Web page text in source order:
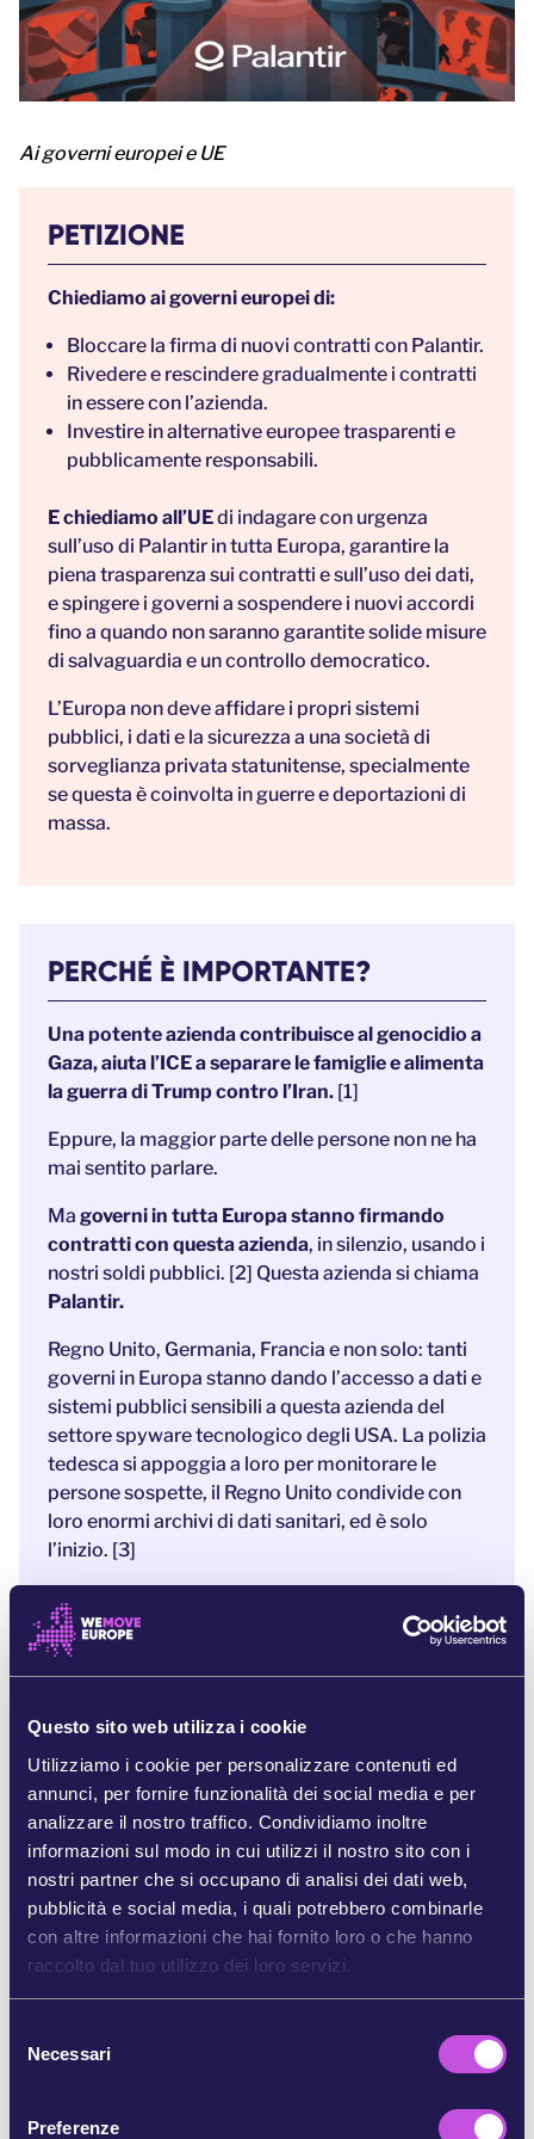
Questo sito web utilizza i cookie
Utilizziamo i cookie per personalizzare contenuti ed
annunci, per fornire funzionalità dei social media e per
analizzare il nostro traffico. Condividiamo inoltre
informazioni sul modo in cui utilizzi il nostro sito con i
nostri partner che si occupano di analisi dei dati web,
pubblicità e social media, i quali potrebbero combinarle
con altre informazioni che hai fornito loro o che hanno
raccolto dal tuo utilizzo dei loro servizi.
Necessari
Preferenze
Ai governi europei e UE
PETIZIONE
Chiediamo ai governi europei di:
Bloccare la firma di nuovi contratti con Palantir.
Rivedere e rescindere gradualmente i contratti
in essere con l’azienda.
Investire in alternative europee trasparenti e
pubblicamente responsabili.
E chiediamo all’UEdi indagare con urgenza
sull’uso di Palantir in tutta Europa, garantire la
piena trasparenza sui contratti e sull’uso dei dati,
e spingere i governi a sospendere i nuovi accordi
fino a quando non saranno garantite solide misure
di salvaguardia e un controllo democratico.
L’Europa non deve affidare i propri sistemi
pubblici, i dati e la sicurezza a una società di
sorveglianza privata statunitense, specialmente
se questa è coinvolta in guerre e deportazioni di
massa.
PERCHÉ È IMPORTANTE?
Una potente azienda contribuisce al genocidio a
Gaza, aiuta l’ICE a separare le famiglie e alimenta
la guerra di Trump contro l’Iran. [1]
Eppure, la maggior parte delle persone non ne ha
mai sentito parlare.
Ma governi in tutta Europa stanno firmando
contratti con questa azienda, in silenzio, usando i
nostri soldi pubblici. [2] Questa azienda si chiama
Palantir.
Regno Unito, Germania, Francia e non solo: tanti
governi in Europa stanno dando l’accesso a dati e
sistemi pubblici sensibili a questa azienda del
settore spyware tecnologico degli USA. La polizia
tedesca si appoggia a loro per monitorare le
persone sospette, il Regno Unito condivide con
loro enormi archivi di dati sanitari, ed è solo
l’inizio. [3]
L’influenza di Palantir in Europa si sta
espandendo rapidamente, lontano dagli occhi
delle persone.
su questa questione. Altrimenti rischiamo di
ampliare la sorveglianza di massa e alimentare i
conflitti, mentre l’Europa consegna i propri dati e
la propria sicurezza a un gigante della tecnologia
di sorveglianza statunitense.
Se sfruttiamo questo momento per
smascherare l’influenza di Palantir, possiamo
per fermare l’espansione di Palantir in Europa.